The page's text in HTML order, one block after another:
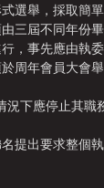
選舉，採取簡單
三屆不同年份畢
，事先應由執
周年會員大會
況下應停止其職
提出要求整個